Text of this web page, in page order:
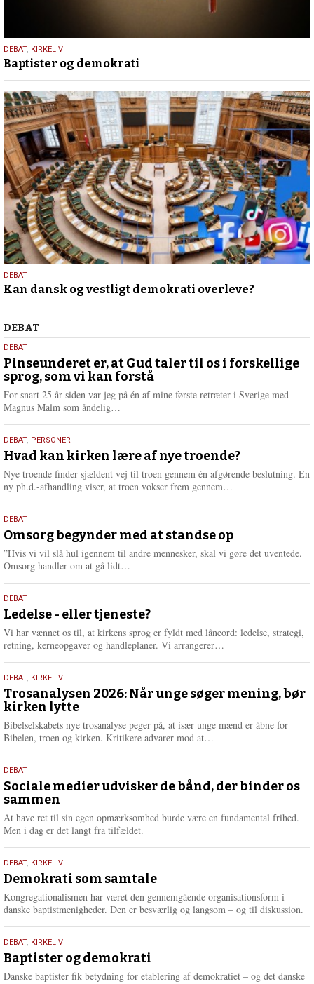
18.
maj
2026
DEBAT, KIRKELIV
Baptister og demokrati
18.
maj
DEBAT
Kan dansk og vestligt demokrati overleve?
Debat
DEBAT
5.
august
2026
DEBAT
Pinseunderet er, at Gud taler til os i forskellige
sprog, som vi kan forstå
For snart 25 år siden var jeg på én af mine første retræter i Sverige med
Magnus Malm som åndelig…
e
r
e
25.
juli
2026
DEBAT, PERSONER
Hvad kan kirken lære af nye troende?
Nye troende finder sjældent vej til troen gennem én afgørende beslutning. En
ny ph.d.-afhandling viser, at troen vokser frem gennem…
e
r
e
9.
juli
2026
DEBAT
Omsorg begynder med at standse op
”Hvis vi vil slå hul igennem til andre mennesker, skal vi gøre det uventede.
Omsorg handler om at gå lidt…
e
r
e
10.
juni
2026
DEBAT
Ledelse - eller tjeneste?
Vi har vænnet os til, at kirkens sprog er fyldt med låneord: ledelse, strategi,
retning, kerneopgaver og handleplaner. Vi arrangerer…
e
2.
juni
2026
DEBAT, KIRKELIV
Trosanalysen 2026: Når unge søger mening, bør
kirken lytte
Bibelselskabets nye trosanalyse peger på, at især unge mænd er åbne for
Bibelen, troen og kirken. Kritikere advarer mod at…
e
18.
maj
2026
DEBAT
Sociale medier udvisker de bånd, der binder os
sammen
At have ret til sin egen opmærksomhed burde være en fundamental frihed.
Men i dag er det langt fra tilfældet.
18.
maj
2026
DEBAT, KIRKELIV
Demokrati som samtale
Kongregationalismen har været den gennemgående organisationsform i
danske baptistmenigheder. Den er besværlig og langsom – og til diskussion.
18.
maj
2026
DEBAT, KIRKELIV
Baptister og demokrati
Danske baptister fik betydning for etablering af demokratiet – og det danske